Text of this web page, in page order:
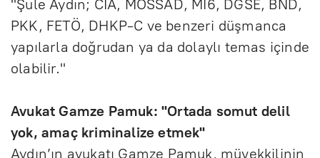
"Şule Aydın; CIA, MOSSAD, MI6, DGSE, BND,
PKK, FETÖ, DHKP-C ve benzeri düşmanca
yapılarla doğrudan ya da dolaylı temas içinde
olabilir."
Avukat Gamze Pamuk: "Ortada somut delil
yok, amaç kriminalize etmek"
Aydın’ın avukatı Gamze Pamuk, müvekkilinin